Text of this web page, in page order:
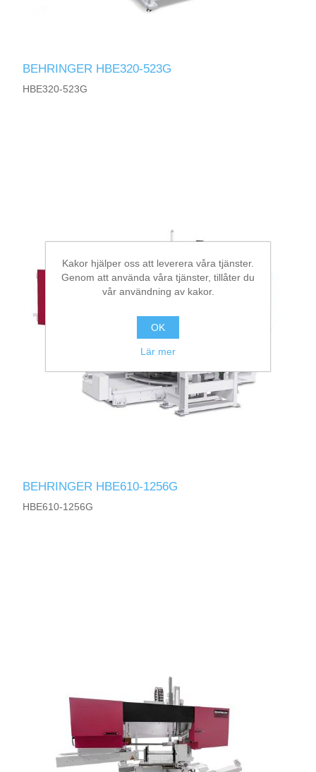
BEHRINGER HBE320-523G
HBE320-523G
BEHRINGER HBE610-1256G
HBE610-1256G
Kakor hjälper oss att leverera våra tjänster.
Genom att använda våra tjänster, tillåter du
vår användning av kakor.
OK
Lär mer